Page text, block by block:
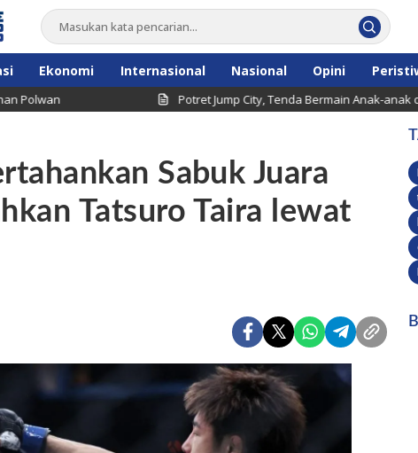
Ekonomi Internasional Nasional Opini
Potret Jump City, Tenda Bermain Anak-anak di
Sabuk Juara
Tatsuro Taira lewat